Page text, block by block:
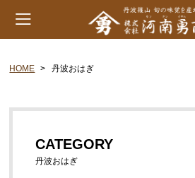
カテゴリー
丹波山の芋
HOME 丹波おはぎ
CATEGORY
丹波おはぎ